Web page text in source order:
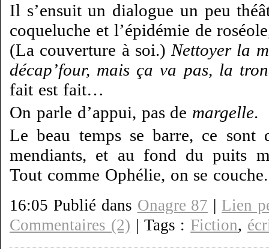
Il s’ensuit un dialogue un peu
coqueluche et l’épidémie de
(La couverture à soi.) Nettoyer la
décap’four, mais ça va pas, la
fait est fait…
On parle d’appui, pas de margelle.
Le beau temps se barre, ce sont
mendiants, et au fond du puits
Tout comme Ophélie, on se couche.
16:05 Publié dans Onagre 87 | Lien
Commentaires (2) | Tags : Fiction,